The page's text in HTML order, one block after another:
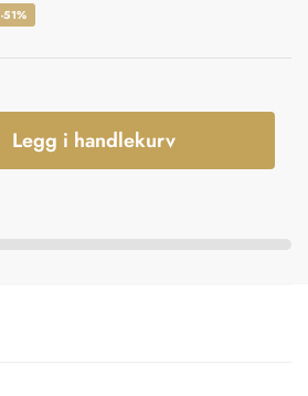
-51%
Legg i handlekurv